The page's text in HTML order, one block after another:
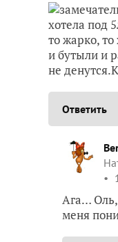
хотела под
то жарко,
и бутыли и
не
Ответить
Ага… Оль,
меня